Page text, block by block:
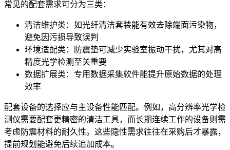
常见的配套需求可分为三类：
清洁维护类：如光纤清洁套装能有效去除端面污染物，
避免因污损导致误判
环境适配类：防震垫可减少实验室振动干扰，尤其对高
精度光学检测至关重要
数据扩展类：专用数据采集软件能提升原始数据的处理
效率
配套设备的选择应与主设备性能匹配。例如，高分辨率光学检
测仪需要配套更精密的清洁工具，而长期连续工作的设备则需
考虑防震材料的耐久性。这些隐性需求往往在采购后才暴露，
提前规划能避免后续追加成本。